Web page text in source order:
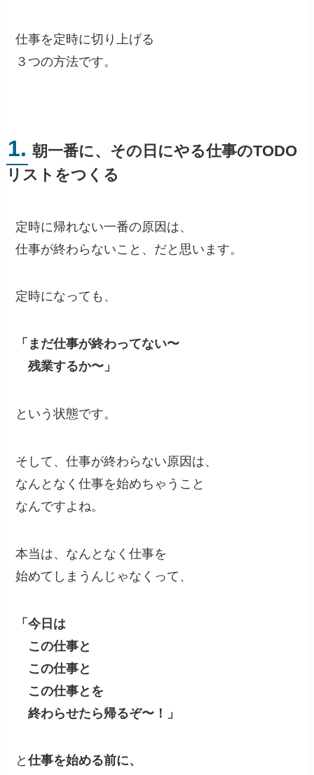
仕事を定時に切り上げる
３つの方法です。
1. 朝一番に、その日にやる仕事のTODO
リストをつくる
定時に帰れない一番の原因は、
仕事が終わらないこと、だと思います。
定時になっても、
「まだ仕事が終わってない〜
残業するか〜」
という状態です。
そして、仕事が終わらない原因は、
なんとなく仕事を始めちゃうこと
なんですよね。
本当は、なんとなく仕事を
始めてしまうんじゃなくって、
「今日は
この仕事と
この仕事と
この仕事とを
終わらせたら帰るぞ〜！」
と仕事を始める前に、